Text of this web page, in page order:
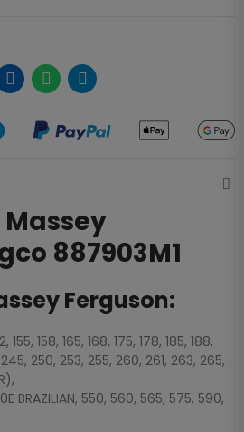
Massey
887903M1
Ferguson:
155, 158, 165, 168, 175, 178, 185, 188,
250, 253, 255, 260, 261, 263, 265,
BRAZILIAN, 550, 560, 565, 575, 590,